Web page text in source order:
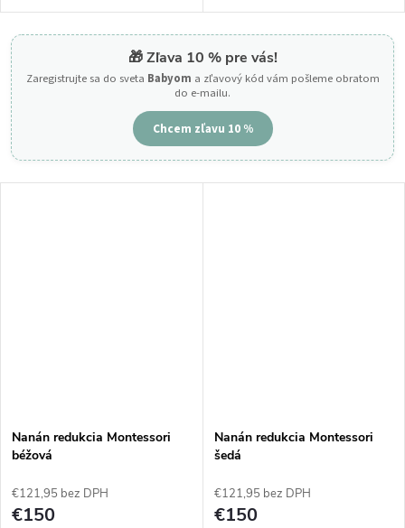
mäkká redukcia, ktorá chráni
mäkká redukcia, ktorá chráni
nárazom v postieľke.
🎁 Zľava 10 % pre vás!
Zaregistrujte sa do sveta Babyom a zľavový kód vám pošleme obratom
do e-mailu.
Chcem zľavu 10 %
Nanán redukcia Montessori
béžová
€121,95 bez DPH
€150
Nanán redukcia Montessori
šedá
€121,95 bez DPH
€150